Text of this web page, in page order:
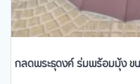
กลดพระธุดงค์ ร่มพร้อมมุ้ง ข